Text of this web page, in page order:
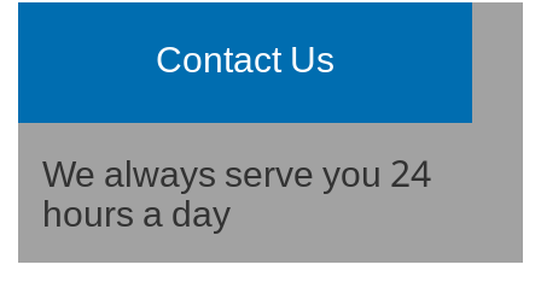
Contact Us
We always serve you 24
hours a day